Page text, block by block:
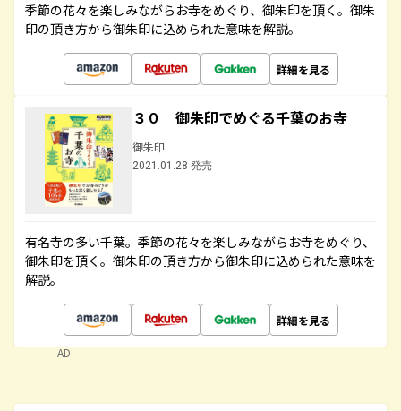
季節の花々を楽しみながらお寺をめぐり、御朱印を頂く。御朱
印の頂き方から御朱印に込められた意味を解説。
詳細を見る
３０ 御朱印でめぐる千葉のお寺
御朱印
2021.01.28 発売
有名寺の多い千葉。季節の花々を楽しみながらお寺をめぐり、
御朱印を頂く。御朱印の頂き方から御朱印に込められた意味を
解説。
詳細を見る
AD